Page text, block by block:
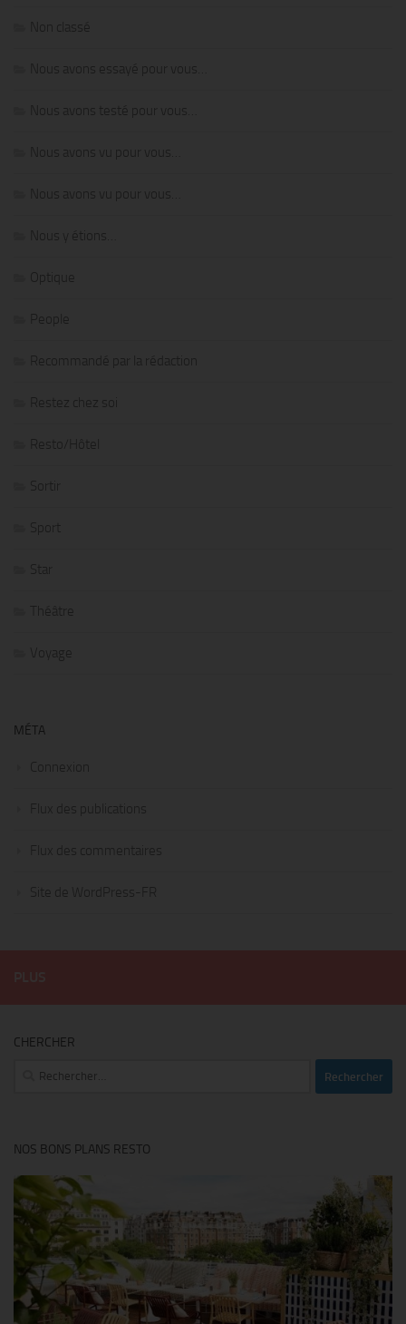
Non classé
Nous avons essayé pour vous…
Nous avons testé pour vous…
Nous avons vu pour vous…
Nous avons vu pour vous…
Nous y étions…
Optique
People
Recommandé par la rédaction
Restez chez soi
Resto/Hôtel
Sortir
Sport
Star
Théâtre
Voyage
MÉTA
Connexion
Flux des publications
Flux des commentaires
Site de WordPress-FR
CHERCHER
Rechercher :
NOS BONS PLANS RESTO